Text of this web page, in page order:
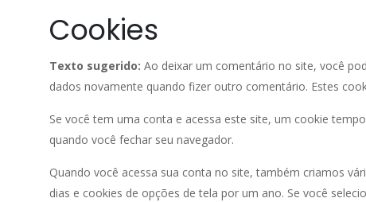
Cookies
Texto sugerido: Ao deixar um comentário no site, você
dados novamente quando fizer outro comentário. Estes
Se você tem uma conta e acessa este site, um cookie
quando você fechar seu navegador.
Quando você acessa sua conta no site, também criamos
dias e cookies de opções de tela por um ano. Se você